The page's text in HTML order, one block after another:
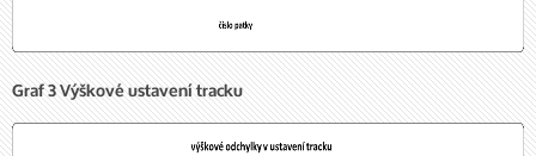
Graf 3 Výškové ustavení tracku